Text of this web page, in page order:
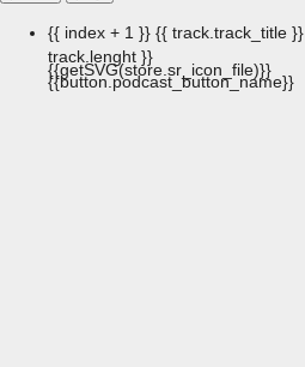
{{ index + 1 }} {{ track.track_title }}
track.lenght }}
{{getSVG(store.sr_icon_file)}}
{{button.podcast_button_name}}